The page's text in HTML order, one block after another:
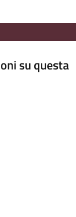
su questa